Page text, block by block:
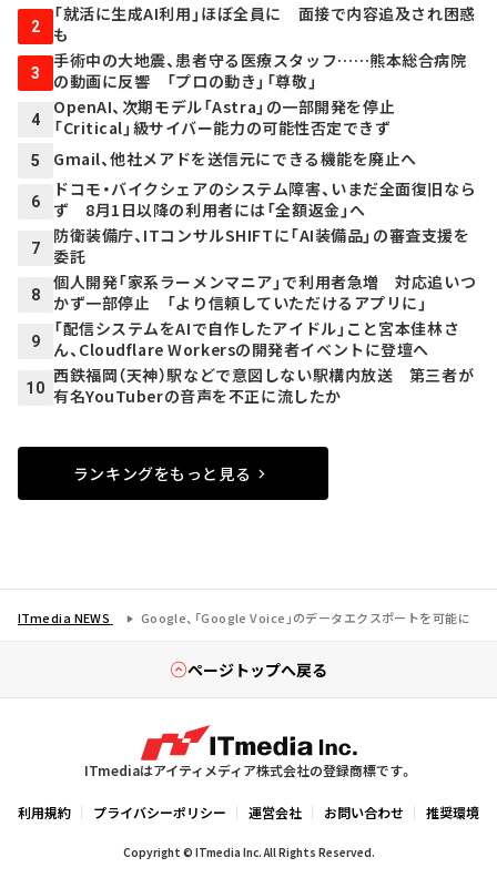
2
「就活に生成AI利用」ほぼ全員に 面接で内容追及され困惑
も
3
手術中の大地震、患者守る医療スタッフ……熊本総合病院
の動画に反響 「プロの動き」「尊敬」
4
OpenAI、次期モデル「Astra」の一部開発を停止
「Critical」級サイバー能力の可能性否定できず
5 Gmail、他社メアドを送信元にできる機能を廃止へ
6
ドコモ・バイクシェアのシステム障害、いまだ全面復旧なら
ず 8月1日以降の利用者には「全額返金」へ
7
防衛装備庁、ITコンサルSHIFTに「AI装備品」の審査支援を
委託
8
個人開発「家系ラーメンマニア」で利用者急増 対応追いつ
かず一部停止 「より信頼していただけるアプリに」
9
「配信システムをAIで自作したアイドル」こと宮本佳林さ
ん、Cloudflare Workersの開発者イベントに登壇へ
10
西鉄福岡（天神）駅などで意図しない駅構内放送 第三者が
有名YouTuberの音声を不正に流したか
ランキングをもっと見る
ITmedia NEWS Google、「Google Voice」のデータエクスポートを可能に
ページトップへ戻る
ITmediaはアイティメディア株式会社の登録商標です。
利用規約 プライバシーポリシー 運営会社 お問い合わせ 推奨環境
Copyright © ITmedia Inc. All Rights Reserved.